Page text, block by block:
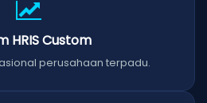
HRIS Custom
perusahaan terpadu.